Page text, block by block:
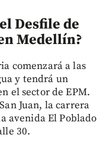
Desfile de
Medellín?
comenzará a las
y tendrá un
el sector de EPM.
Juan, la carrera
avenida El Poblado
30.